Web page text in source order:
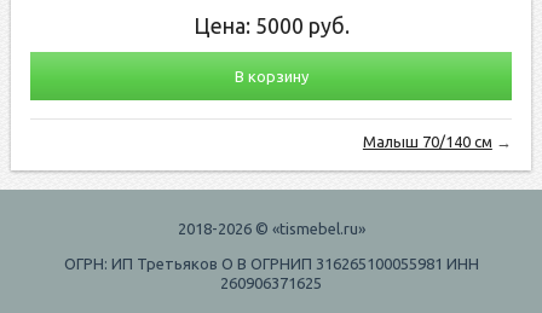
Цена: 5000 руб.
В корзину
Малыш 70/140 см →
2018-2026 © «tismebel.ru»
ОГРН: ИП Третьяков О В ОГРНИП 316265100055981 ИНН
260906371625